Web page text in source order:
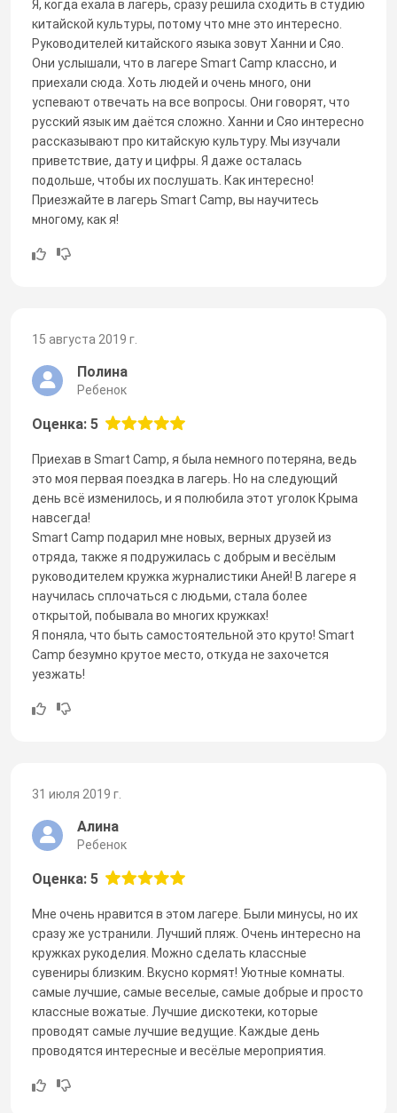
Я, когда ехала в лагерь, сразу решила сходить в студию
китайской культуры, потому что мне это интересно.
Руководителей китайского языка зовут Ханни и Сяо.
Они услышали, что в лагере Smart Camp классно, и
приехали сюда. Хоть людей и очень много, они
успевают отвечать на все вопросы. Они говорят, что
русский язык им даётся сложно. Ханни и Сяо интересно
рассказывают про китайскую культуру. Мы изучали
приветствие, дату и цифры. Я даже осталась
подольше, чтобы их послушать. Как интересно!
Приезжайте в лагерь Smart Camp, вы научитесь
многому, как я!
15 августа 2019 г.
Полина
Ребенок
Оценка: 5
Приехав в Smart Camp, я была немного потеряна, ведь
это моя первая поездка в лагерь. Но на следующий
день всё изменилось, и я полюбила этот уголок Крыма
навсегда!
Smart Camp подарил мне новых, верных друзей из
отряда, также я подружилась с добрым и весёлым
руководителем кружка журналистики Аней! В лагере я
научилась сплочаться с людьми, стала более
открытой, побывала во многих кружках!
Я поняла, что быть самостоятельной это круто! Smart
Camp безумно крутое место, откуда не захочется
уезжать!
31 июля 2019 г.
Алина
Ребенок
Оценка: 5
Мне очень нравится в этом лагере. Были минусы, но их
сразу же устранили. Лучший пляж. Очень интересно на
кружках рукоделия. Можно сделать классные
сувениры близким. Вкусно кормят! Уютные комнаты.
самые лучшие, самые веселые, самые добрые и просто
классные вожатые. Лучшие дискотеки, которые
проводят самые лучшие ведущие. Каждые день
проводятся интересные и весёлые мероприятия.